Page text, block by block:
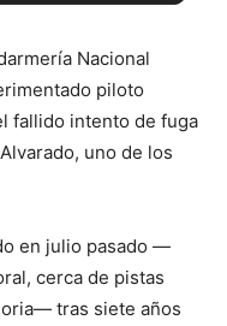
Nacional
piloto
fallido intento de fuga
uno de los
en julio pasado —
cerca de pistas
tras siete años